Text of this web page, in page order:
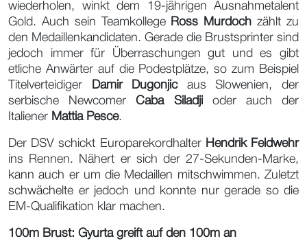
wiederholen, winkt dem 19-jährigen Ausnahmetalent
Gold. Auch sein Teamkollege
Ross Murdoch zählt zu
den Medaillenkandidaten. Gerade die Brustsprinter sind
jedoch immer für Überraschungen gut und es gibt
etliche Anwärter auf die Podestplätze, so zum Beispiel
Titelverteidiger
Damir Dugonjicaus Slowenien, der
serbische NewcomerCaba Siladjioder auch der
Italiener Mattia Pesce.
Der DSV schickt Europarekordhalter Hendrik Feldwehr
ins Rennen. Nähert er sich der 27-Sekunden-Marke,
kann auch er um die Medaillen mitschwimmen. Zuletzt
schwächelte er jedoch und konnte nur gerade so die
EM-Qualifikation klar machen.
100m Brust: Gyurta greift auf den 100m an